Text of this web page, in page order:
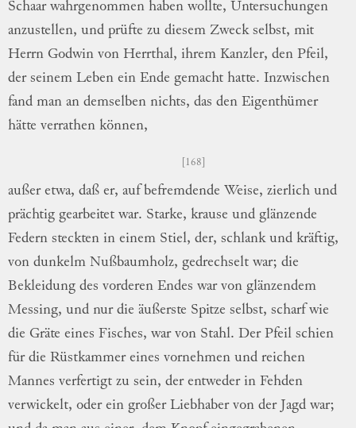
Schaar wahrgenommen haben wollte, Untersuchungen
anzustellen, und prüfte zu diesem Zweck selbst, mit
Herrn Godwin von Herrthal, ihrem Kanzler, den Pfeil,
der seinem Leben ein Ende gemacht hatte. Inzwischen
fand man an demselben nichts, das den Eigenthümer
hätte verrathen können,
168
außer etwa, daß er, auf befremdende Weise, zierlich und
prächtig gearbeitet war. Starke, krause und glänzende
Federn steckten in einem Stiel, der, schlank und kräftig,
von dunkelm Nußbaumholz, gedrechselt war; die
Bekleidung des vorderen Endes war von glänzendem
Messing, und nur die äußerste Spitze selbst, scharf wie
die Gräte eines Fisches, war von Stahl. Der Pfeil schien
für die Rüstkammer eines vornehmen und reichen
Mannes verfertigt zu sein, der entweder in Fehden
verwickelt, oder ein großer Liebhaber von der Jagd war;